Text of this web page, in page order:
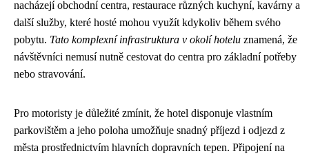
nacházejí obchodní centra, restaurace různých kuchyní, kavárny a
další služby, které hosté mohou využít kdykoliv během svého
pobytu. Tato komplexní infrastruktura v okolí hotelu znamená, že
návštěvníci nemusí nutně cestovat do centra pro základní potřeby
nebo stravování.
Pro motoristy je důležité zmínit, že hotel disponuje vlastním
parkovištěm a jeho poloha umožňuje snadný příjezd i odjezd z
města prostřednictvím hlavních dopravních tepen. Připojení na